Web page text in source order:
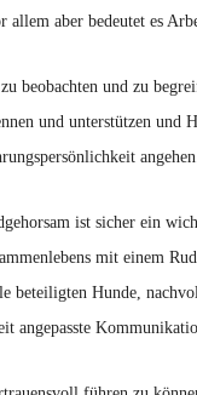
allem aber bedeutet es
beobachten und zu
und unterstützen und
ist sicher ein
mit einem
beteiligten Hunde,
angepasste